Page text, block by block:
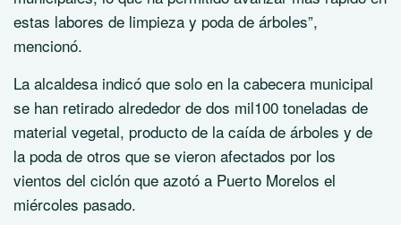
estas labores de limpieza y poda de árboles”,
mencionó.
La alcaldesa indicó que solo en la cabecera municipal
se han retirado alrededor de dos mil100 toneladas de
material vegetal, producto de la caída de árboles y de
la poda de otros que se vieron afectados por los
vientos del ciclón que azotó a Puerto Morelos el
miércoles pasado.